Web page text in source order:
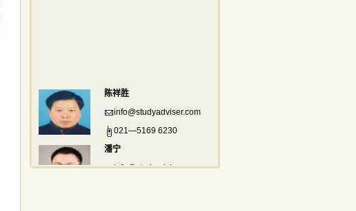
陈祥胜
info@studyadviser.com
021—5169 6230
潘宁
info@studyadviser.com